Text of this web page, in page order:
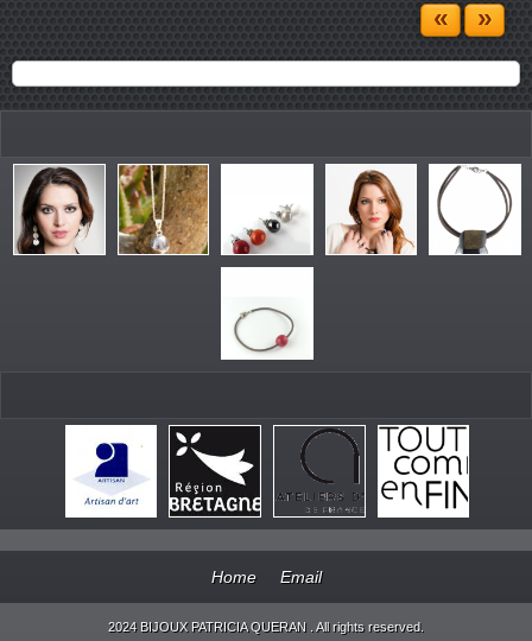
« »
Home Email
2024 BIJOUX PATRICIA QUERAN . All rights reserved.